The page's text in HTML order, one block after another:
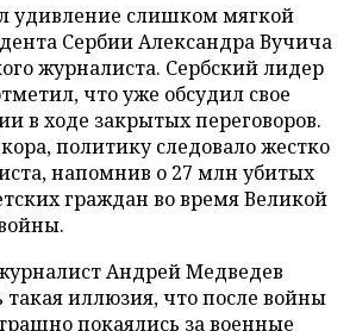
удивление слишком мягкой
Сербии Александра Вучича
журналиста. Сербский лидер
что уже обсудил свое
в ходе закрытых переговоров.
политику следовало жестко
напомнив о 27 млн убитых
граждан во время Великой
Андрей Медведев
такая иллюзия, что после войны
покаялись за военные